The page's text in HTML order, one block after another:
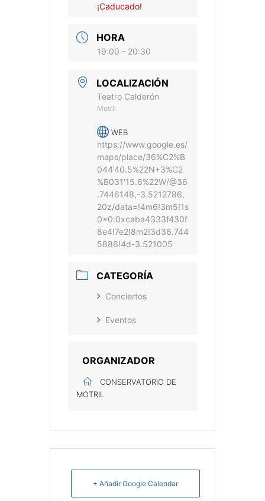
¡Caducado!
HORA
19:00 - 20:30
LOCALIZACIÓN
Teatro Calderón
Motril
WEB
https://www.google.es/
maps/place/36%C2%B
044'40.5%22N+3%C2
%B031'15.6%22W/@36
.7446148,-3.5212786,
20z/data=!4m6!3m5!1s
0x0:0xcaba4333f430f
8e4!7e2!8m2!3d36.744
5886!4d-3.521005
CATEGORÍA
Conciertos
Eventos
ORGANIZADOR
CONSERVATORIO DE
MOTRIL
+ Añadir Google Calendar